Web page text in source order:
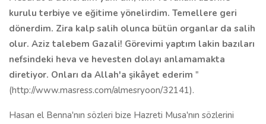
kurulu terbiye ve eğitime yönelirdim. Temellere geri
dönerdim. Zira kalp salih olunca bütün organlar da salih
olur. Aziz talebem Gazali! Görevimi yaptım lakin bazıları
nefsindeki heva ve hevesten dolayı anlamamakta
diretiyor. Onları da Allah'a şikâyet ederim "
(http://www.masress.com/almesryoon/32141).
Hasan el Benna'nın sözleri bize Hazreti Musa'nın sözlerini